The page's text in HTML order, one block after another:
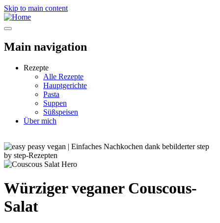
Skip to main content
Main navigation
Rezepte
Alle Rezepte
Hauptgerichte
Pasta
Suppen
Süßspeisen
Über mich
Würziger veganer Couscous-
Salat